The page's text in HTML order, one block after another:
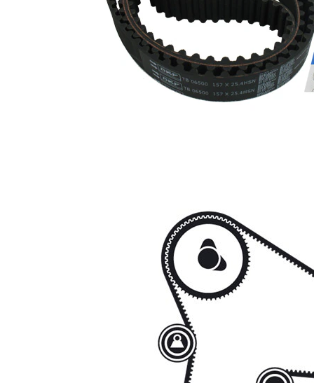
Caiet de service
Curea de
distributie